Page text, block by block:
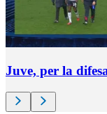
Juve, per la